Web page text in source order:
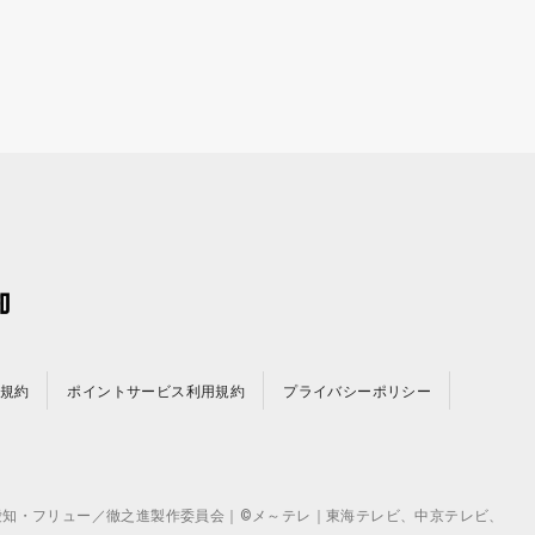
約 ポイントサービス利用規約 プライバシーポリシー
フリュー／徹之進製作委員会｜©メ～テレ｜東海テレビ、中京テレビ、